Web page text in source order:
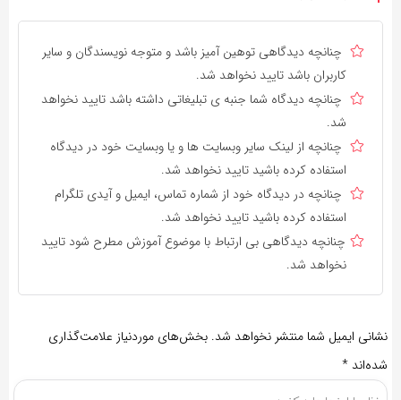
چنانچه دیدگاهی توهین آمیز باشد و متوجه نویسندگان و سایر
کاربران باشد تایید نخواهد شد.
چنانچه دیدگاه شما جنبه ی تبلیغاتی داشته باشد تایید نخواهد
شد.
چنانچه از لینک سایر وبسایت ها و یا وبسایت خود در دیدگاه
استفاده کرده باشید تایید نخواهد شد.
چنانچه در دیدگاه خود از شماره تماس، ایمیل و آیدی تلگرام
استفاده کرده باشید تایید نخواهد شد.
چنانچه دیدگاهی بی ارتباط با موضوع آموزش مطرح شود تایید
نخواهد شد.
نشانی ایمیل شما منتشر نخواهد شد. بخش‌های موردنیاز علامت‌گذاری
شده‌اند *